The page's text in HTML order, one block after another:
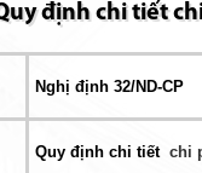
định chi tiết
Nghị định 32/ND-CP
Quy định chi tiết chi